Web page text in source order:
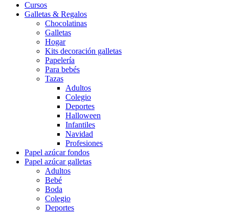
Cursos
Galletas & Regalos
Chocolatinas
Galletas
Hogar
Kits decoración galletas
Papelería
Para bebés
Tazas
Adultos
Colegio
Deportes
Halloween
Infantiles
Navidad
Profesiones
Papel azúcar fondos
Papel azúcar galletas
Adultos
Bebé
Boda
Colegio
Deportes